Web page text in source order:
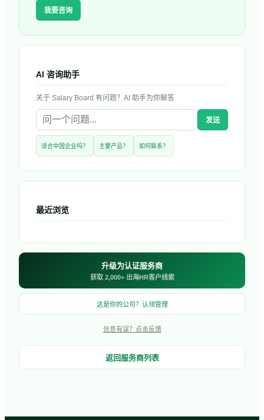
我要咨询
AI 咨询助手
关于 Salary Board 有问题？AI 助手为你解答
发送
适合中国企业吗？ 主要产品？ 如何联系？
最近浏览
升级为认证服务商
获取 2,000+ 出海HR客户线索
这是你的公司？认领管理
信息有误？点击反馈
返回服务商列表